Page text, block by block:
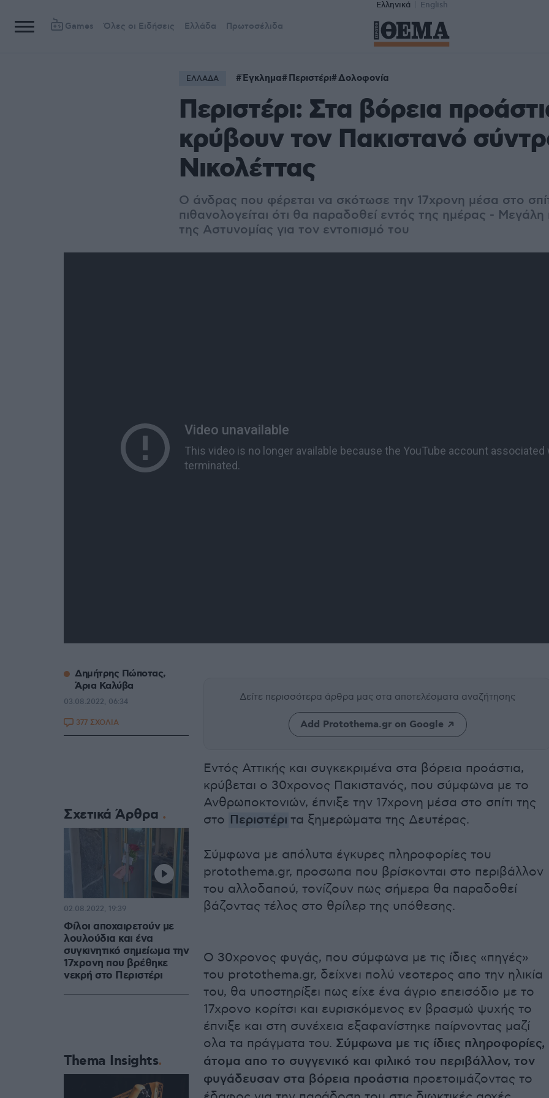
Ελληνικά English
Games Όλες οι Ειδήσεις Ελλάδα Πρωτοσέλιδα
ΕΛΛΑΔΑ Έγκλημα Περιστέρι Δολοφονία
Περιστέρι: Στα βόρεια
κρύβουν τον Πακιστανό
Νικολέττας
Ο άνδρας που φέρεται να σκότωσε την 17χρονη μέσα στο
πιθανολογείται ότι θα παραδοθεί εντός της ημέρας - Μεγάλη
της Αστυνομίας για τον εντοπισμό του
Δείτε περισσότερα άρθρα μας στα αποτελέσματα αναζήτησης
Add Protothema.gr on Google
Εντός Αττικής και συγκεκριμένα στα βόρεια προάστια,
κρύβεται ο 30χρονος Πακιστανός, που σύμφωνα με το
Ανθρωποκτονιών, έπνιξε την 17χρονη μέσα στο σπίτι της
στο Περιστέρι τα ξημερώματα της Δευτέρας.
Σύμφωνα με απόλυτα έγκυρες πληροφορίες του
protothema.gr, προσωπα που βρίσκονται στο περιβάλλον
του αλλοδαπού, τονίζουν πως σήμερα θα παραδοθεί
βάζοντας τέλος στο θρίλερ της υπόθεσης.
Ο 30χρονος φυγάς, που σύμφωνα με τις ίδιες «πηγές»
του protothema.gr, δείχνει πολύ νεοτερος απο την ηλικία
του, θα υποστηρίξει πως είχε ένα άγριο επεισόδιο με το
17χρονο κορίτσι και ευρισκόμενος εν βρασμώ ψυχής το
έπνιξε και στη συνέχεια εξαφανίστηκε παίρνοντας μαζί
ολα τα πράγματα του. Σύμφωνα με τις ίδιες πληροφορίες,
άτομα απο το συγγενικό και φιλικό του περιβάλλον, τον
φυγάδευσαν στα βόρεια προάστια προετοιμάζοντας το
Δημήτρης Πώποτας,
Άρια Καλύβα
03.08.2022, 06:34
377 ΣΧΟΛΙΑ
Σχετικά Άρθρα
Φίλοι αποχαιρετούν με
λουλούδια και ένα
συγκινητικό σημείωμα την
17χρονη που βρέθηκε
νεκρή στο Περιστέρι
02.08.2022, 19:39
Thema Insights